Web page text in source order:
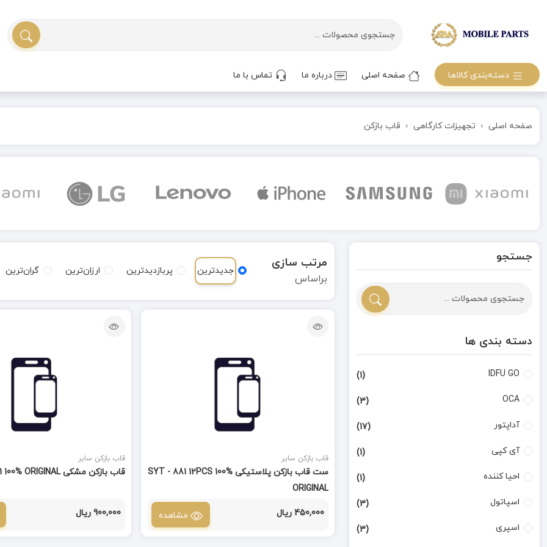
دسته‌بندی کالاها صفحه اصلی درباره ما تماس با ما
صفحه اصلی تجهیزات کارگاهی قاب بازکن
جستجو
دسته بندی ها
IDFU GO
(1)
OCA
(3)
آداپتور (17)
آی کپی (1)
احیا کننده (1)
اسپاتول (3)
اسپری (3)
مرتب سازی
براساس
جدیدترین پربازدیدترین ارزان‌ترین گران‌ترین
قاب بازکن سایر
ست قاب بازکن پلاستیکی SYT - 881 12PCS 100%
ORIGINAL
450,000 ریال مشاهده
قاب بازکن سایر
قاب بازکن مشکی SW - 8821 100% ORIGINAL
900,000 ریال